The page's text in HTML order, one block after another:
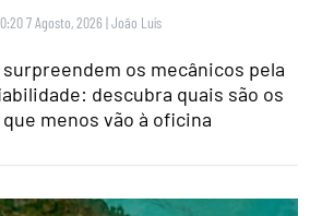
7 Agosto, 2026 |João Luís
surpreendem os mecânicos pela
descubra quais são os
menos vão à oficina